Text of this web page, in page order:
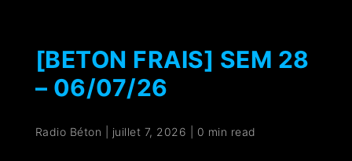
[BETON FRAIS] SEM 28
– 06/07/26
Radio Béton juillet 7, 2026 0 min read